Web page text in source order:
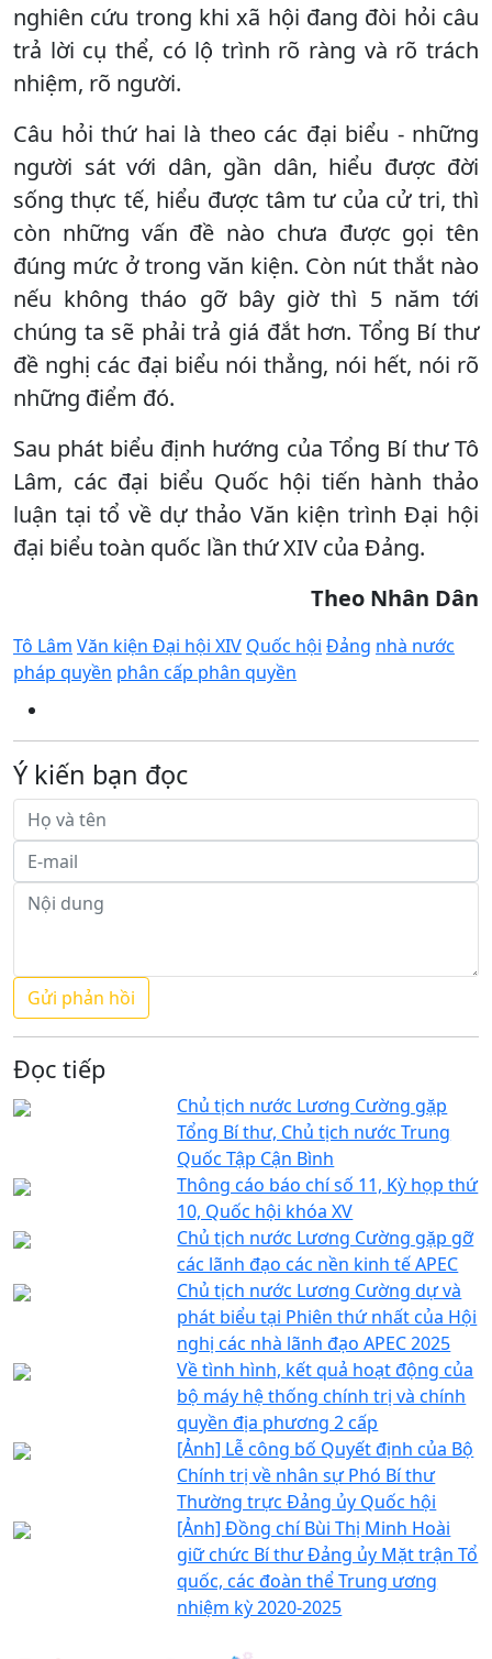
nghiên cứu trong khi xã hội đang đòi hỏi câu
trả lời cụ thể, có lộ trình rõ ràng và rõ trách
nhiệm, rõ người.
Câu hỏi thứ hai là theo các đại biểu - những
người sát với dân, gần dân, hiểu được đời
sống thực tế, hiểu được tâm tư của cử tri, thì
còn những vấn đề nào chưa được gọi tên
đúng mức ở trong văn kiện. Còn nút thắt nào
nếu không tháo gỡ bây giờ thì 5 năm tới
chúng ta sẽ phải trả giá đắt hơn. Tổng Bí thư
đề nghị các đại biểu nói thẳng, nói hết, nói rõ
những điểm đó.
Sau phát biểu định hướng của Tổng Bí thư Tô
Lâm, các đại biểu Quốc hội tiến hành thảo
luận tại tổ về dự thảo Văn kiện trình Đại hội
đại biểu toàn quốc lần thứ XIV của Đảng.
Theo Nhân Dân
Tô Lâm Văn kiện Đại hội XIV Quốc hội Đảng nhà nước
pháp quyền phân cấp phân quyền
Ý kiến bạn đọc
Đọc tiếp
Chủ tịch nước Lương Cường gặp
Tổng Bí thư, Chủ tịch nước Trung
Quốc Tập Cận Bình
Thông cáo báo chí số 11, Kỳ họp thứ
10, Quốc hội khóa XV
Chủ tịch nước Lương Cường gặp gỡ
các lãnh đạo các nền kinh tế APEC
Chủ tịch nước Lương Cường dự và
phát biểu tại Phiên thứ nhất của Hội
nghị các nhà lãnh đạo APEC 2025
Về tình hình, kết quả hoạt động của
bộ máy hệ thống chính trị và chính
quyền địa phương 2 cấp
[Ảnh] Lễ công bố Quyết định của Bộ
Chính trị về nhân sự Phó Bí thư
Thường trực Đảng ủy Quốc hội
[Ảnh] Đồng chí Bùi Thị Minh Hoài
giữ chức Bí thư Đảng ủy Mặt trận Tổ
quốc, các đoàn thể Trung ương
nhiệm kỳ 2020-2025